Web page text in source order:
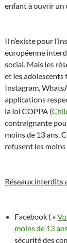
enfant à ouvrir un
Il n’existe pour
européenne
social. Mais les
et les adolescents
Instagram,
applications
la loi COPPA (
contraignante
moins de 13 ans.
refusent les moins
Réseaux interdits
Facebook ( «
moins de 13
sécurité des